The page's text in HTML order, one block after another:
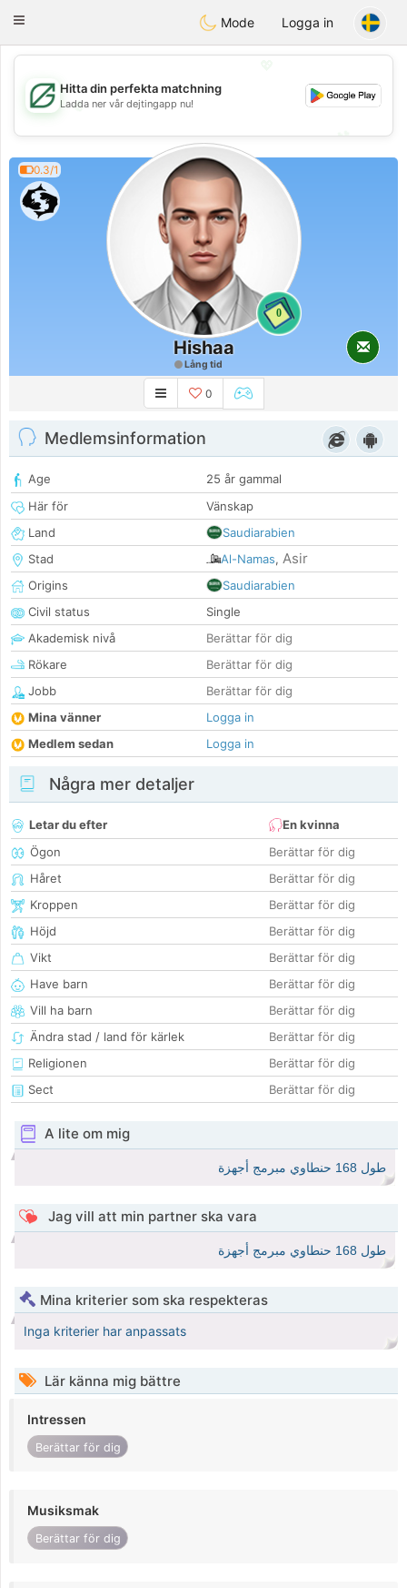
GulfDating
Toggle
Mode Logga in
💖
💕
💕
Hitta din perfekta matchning
Ladda ner vår dejtingapp nu!
0.3/1
0
Hishaa
Lång tid
0
Medlemsinformation
Age
25 år gammal
Här för
Vänskap
Land
Saudiarabien
Stad
Al-Namas, Asir
Origins
Saudiarabien
Civil status
Single
Akademisk nivå
Berättar för dig
Rökare
Berättar för dig
Jobb
Berättar för dig
Mina vänner
Logga in
Medlem sedan
Logga in
Några mer detaljer
Letar du efter
En kvinna
Ögon
Berättar för dig
Håret
Berättar för dig
Kroppen
Berättar för dig
Höjd
Berättar för dig
Vikt
Berättar för dig
Have barn
Berättar för dig
Vill ha barn
Berättar för dig
Ändra stad / land för kärlek
Berättar för dig
Religionen
Berättar för dig
Sect
Berättar för dig
A lite om mig
طول 168 حنطاوي مبرمج أجهزة
Jag vill att min partner ska vara
طول 168 حنطاوي مبرمج أجهزة
Mina kriterier som ska respekteras
Inga kriterier har anpassats
Lär känna mig bättre
Intressen
Berättar för dig
Musiksmak
Berättar för dig